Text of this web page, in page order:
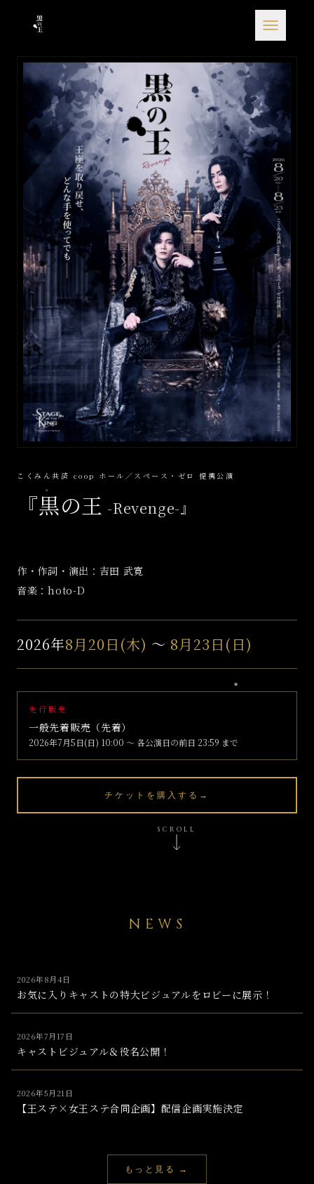
こくみん共済 coop ホール／スペース・ゼロ 提携公演
『黒の王 -Revenge-』
作・作詞・演出：吉田 武寛
音楽：hoto-D
2026年8月20日(木) 〜 8月23日(日)
先行販売
一般先着販売（先着）
2026年7月5日(日) 10:00 〜 各公演日の前日 23:59 まで
チケットを購入する →
SCROLL
NEWS
2026年8月4日
お気に入りキャストの特大ビジュアルをロビーに展示！
2026年7月17日
キャストビジュアル＆役名公開！
2026年5月21日
【王ステ×女王ステ合同企画】配信企画実施決定
もっと見る →